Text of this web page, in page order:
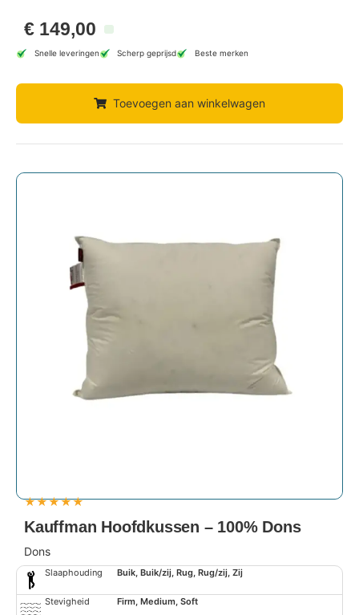
€ 149,00
Snelle leveringen Scherp geprijsd Beste merken
Toevoegen aan winkelwagen
★★★★★
Kauffman Hoofdkussen – 100% Dons
Dons
Slaaphouding Buik, Buik/zij, Rug, Rug/zij, Zij
Stevigheid Firm, Medium, Soft